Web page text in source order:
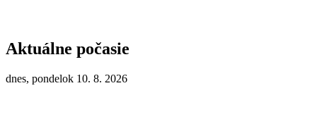
Aktuálne počasie
dnes, pondelok 10. 8. 2026